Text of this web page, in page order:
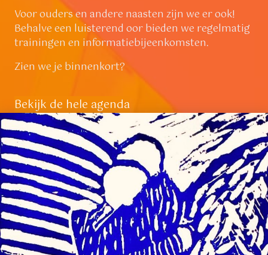
Voor ouders en andere naasten zijn we er ook!
Behalve een luisterend oor bieden we regelmatig
trainingen en informatiebijeenkomsten.
Zien we je binnenkort?
Bekijk de hele agenda